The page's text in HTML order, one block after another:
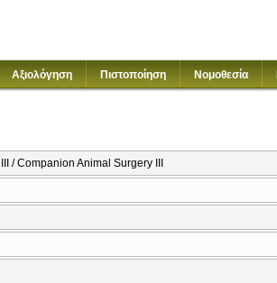
Αξιολόγηση Πιστοποίηση Νομοθεσία
Companion Animal Surgery III